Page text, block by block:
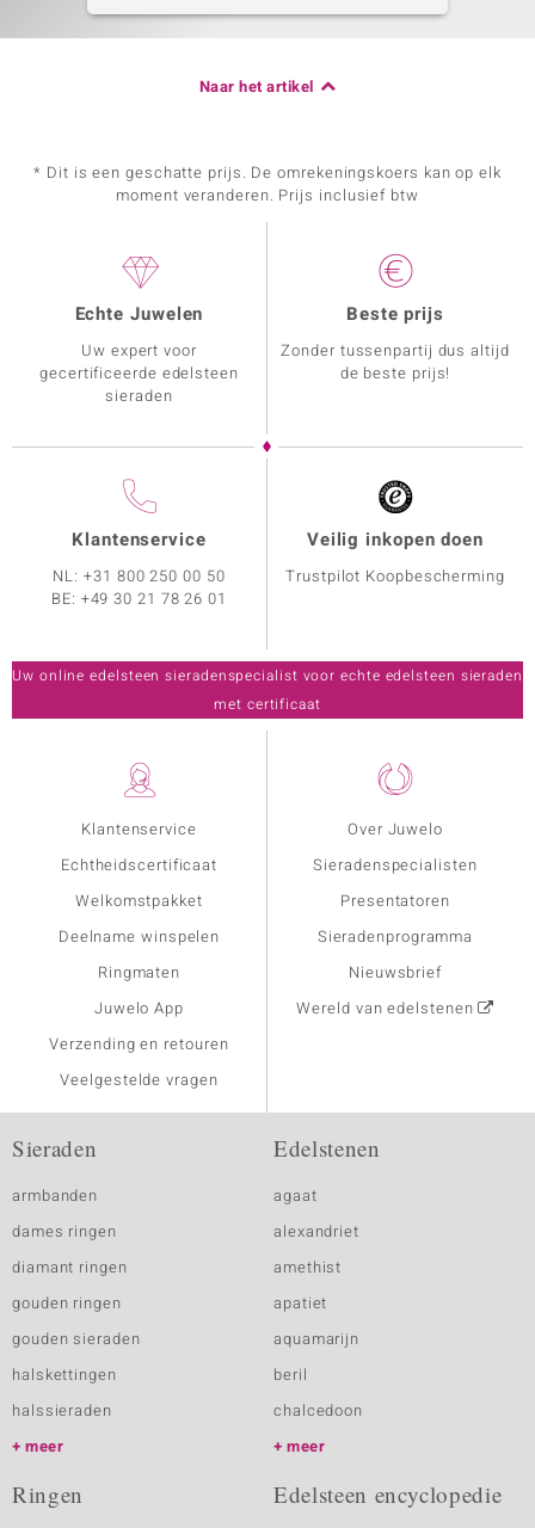
Naar het artikel
* Dit is een geschatte prijs. De omrekeningskoers kan op elk
moment veranderen. Prijs inclusief btw
Klantenservice
Echtheidscertificaat
Welkomstpakket
Deelname winspelen
Ringmaten
Juwelo App
Verzending en retouren
Veelgestelde vragen
Over Juwelo
Sieradenspecialisten
Presentatoren
Sieradenprogramma
Nieuwsbrief
Wereld van edelstenen
Echte Juwelen
Uw expert voor
gecertificeerde edelsteen
sieraden
Beste prijs
Zonder tussenpartij dus altijd
de beste prijs!
Klantenservice
NL:+31 800 250 00 50
BE: +49 30 21 78 26 01
Veilig inkopen doen
Trustpilot Koopbescherming
Uw online edelsteen sieradenspecialist voor echte edelsteen sieraden
met certificaat
Sieraden
armbanden
dames ringen
diamant ringen
gouden ringen
gouden sieraden
halskettingen
halssieraden
meer
Edelstenen
agaat
alexandriet
amethist
apatiet
aquamarijn
beril
chalcedoon
meer
Ringen Edelsteen encyclopedie